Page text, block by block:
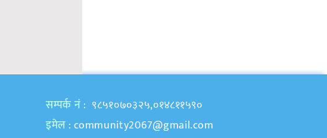
सम्पर्क नं : ९८५१०७०३२५,०१४८११५९०
इमेल :community2067@gmail.com